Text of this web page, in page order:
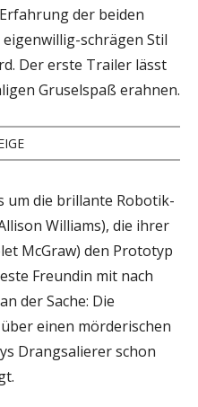
der beiden
schrägen Stil
Der erste Trailer lässt
Gruselspaß erahnen.
um die brillante Robotik-
Williams), die ihrer
McGraw) den Prototyp
Freundin mit nach
der Sache: Die
einen mörderischen
Drangsalierer schon